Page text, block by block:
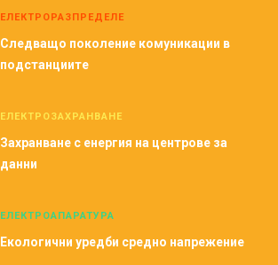
ЕЛЕКТРОРАЗПРЕДЕЛЕ
Следващо поколение комуникации в
подстанциите
ЕЛЕКТРОЗАХРАНВАНЕ
Захранване с енергия на центрове за
данни
ЕЛЕКТРОАПАРАТУРА
Екологични уредби средно напрежение